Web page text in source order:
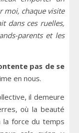
moi, chaque visite
dans ces ruelles,
parents et les
pas de se
en nous.
il demeure
où la beauté
la force du temps